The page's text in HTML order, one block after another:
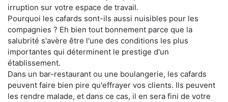
irruption sur votre espace de travail.
Pourquoi les cafards sont-ils aussi nuisibles pour les
compagnies ? Eh bien tout bonnement parce que la
salubrité s'avère être l'une des conditions les plus
importantes qui déterminent le prestige d'un
établissement.
Dans un bar-restaurant ou une boulangerie, les cafards
peuvent faire bien pire qu'effrayer vos clients. Ils peuvent
les rendre malade, et dans ce cas, il en sera fini de votre